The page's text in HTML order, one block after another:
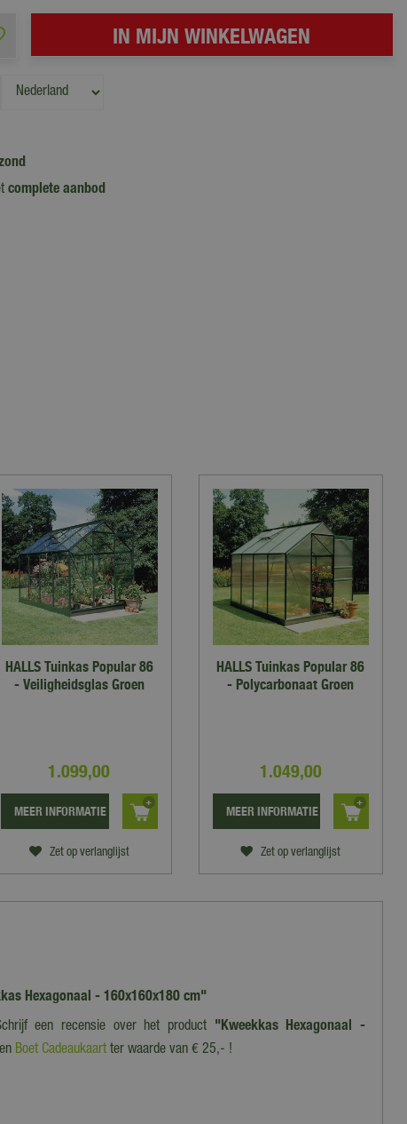
complete aanbod
HALLS Tuinkas Popular 86
- Veiligheidsglas Groen
1.099,00
Zet op verlanglijst
MEER INFORMATIE
HALLS Tuinkas Popular 86
- Polycarbonaat Groen
1.049,00
Zet op verlanglijst
MEER INFORMATIE
Hexagonaal - 160x160x180 cm"
een recensie over het product "Kweekkas Hexagonaal -
Boet Cadeaukaartter waarde van € 25,- !